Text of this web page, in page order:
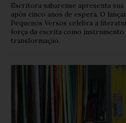
Escritora sabarense apresenta
após cinco anos de espera. O
Pequenos Versos celebra a
força da escrita como instrumento
transformação.